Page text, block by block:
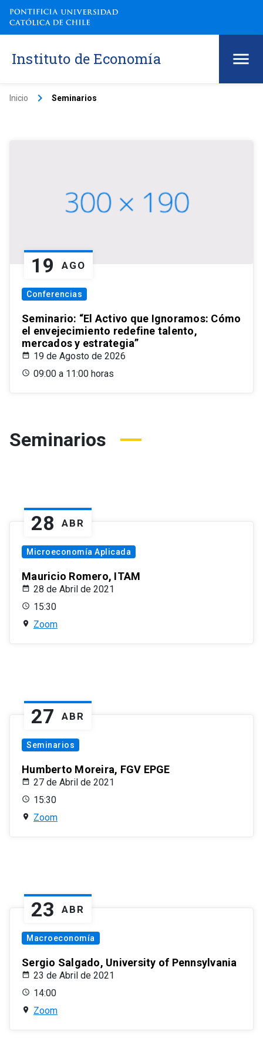
Instituto de Economía
Inicio keyboard_arrow_right Seminarios
19 AGO
Conferencias
Seminario: “El Activo que Ignoramos: Cómo
el envejecimiento redefine talento,
mercados y estrategia”
19 de Agosto de 2026
09:00 a 11:00 horas
Seminarios
28 ABR
Microeconomía Aplicada
Mauricio Romero, ITAM
28 de Abril de 2021
15:30
Zoom
27 ABR
Seminarios
Humberto Moreira, FGV EPGE
27 de Abril de 2021
15:30
Zoom
23 ABR
Macroeconomía
Sergio Salgado, University of Pennsylvania
23 de Abril de 2021
14:00
Zoom